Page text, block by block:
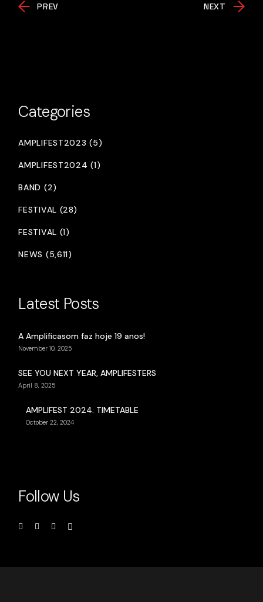
PREV NEXT
Categories
AMPLIFEST2023 (5)
AMPLIFEST2024 (1)
BAND (2)
FESTIVAL (28)
FESTIVAL (1)
NEWS (5,611)
Latest Posts
A Amplificasom faz hoje 19 anos!
November 10, 2025
SEE YOU NEXT YEAR, AMPLIFESTERS
April 8, 2025
AMPLIFEST 2024: TIMETABLE
October 22, 2024
Follow Us